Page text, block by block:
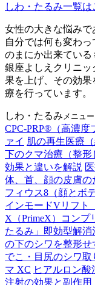
しわ・たるみ一覧は
女性の大きな悩みで
自分では何も変わ
のまにか出来ている
銀座よしえクリニ
果を上げ、その効
療を行っています。
しわ・たるみ メニュ
CPC-PRP®（高濃度
ァイ 肌の再生医療
下のクマ治療（整形
効果と違いを解説
体、首、顔の皮膚
フィウス8（顔とボ
インモードVリフト
X（PrimeX）コンプ
たるみ」即効型解消
の下のシワを整形せ
でこ・目尻のシワ取
マ XC ヒアルロン
注射の効果と副作用